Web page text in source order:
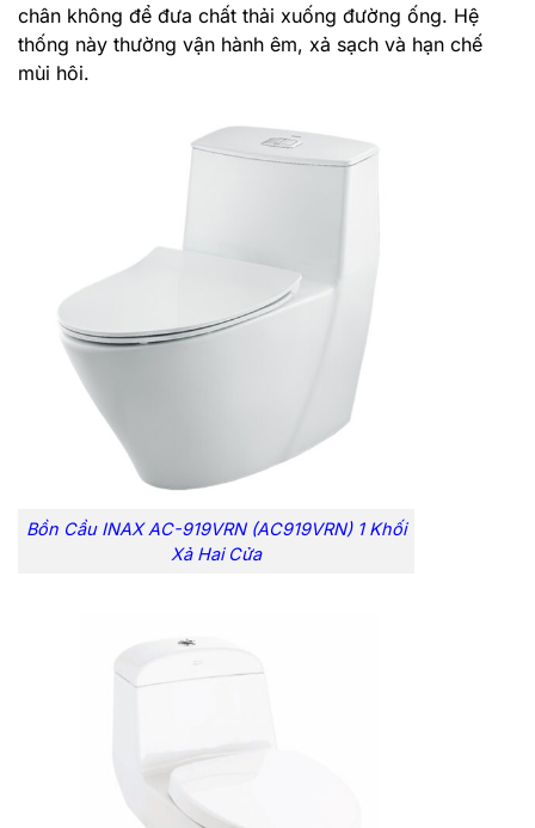
chân không để đưa chất thải xuống đường ống. Hệ
thống này thường vận hành êm, xả sạch và hạn chế
mùi hôi.
Bồn Cầu INAX AC-919VRN (AC919VRN) 1 Khối
Xả Hai Cửa